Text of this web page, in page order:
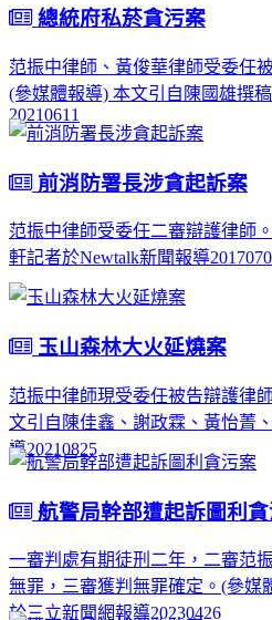
總統府私菸貪污案
范振中律師、黃俊華律師受委任
(參媒體報導) 本文引自陳國雄撰
20210611
前消防署長涉貪起訴案
范振中律師受委任二審辯護律師
軒記者於Newtalk新聞報導
玉山森林大火延燒案
范振中律師現受委任被告辯護律
文引自陳佳鑫、謝政霖、黃怡菁
導20210825
航警局幹部遭起訴圖利
一審判處有期徒刑二年，二審范
無罪，三審獲判無罪確定。(參媒
於三立新聞網報導20230426